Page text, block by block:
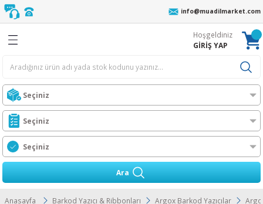
info@muadilmarket.com
Ribonu
TonerYIKAMA
YIKAMA
Toneri
Hoşgeldiniz
GİRİŞ YAP
Ara
Anasayfa Barkod Yazıcı & Ribbonları Argox Barkod Yazıcılar